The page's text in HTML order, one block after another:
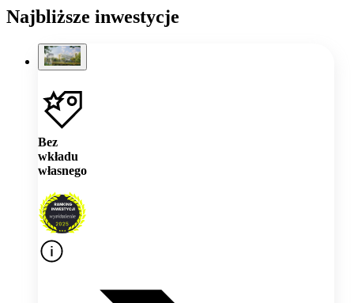
Najbliższe inwestycje
Bez
wkładu
własnego